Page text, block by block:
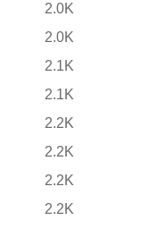
2.0K
2.0K
2.1K
2.1K
2.2K
2.2K
2.2K
2.2K